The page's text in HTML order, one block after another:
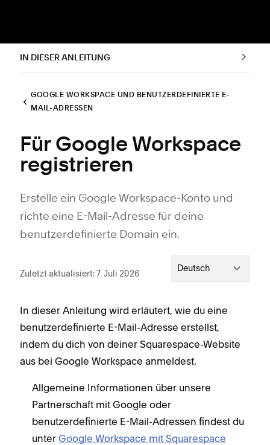
IN DIESER ANLEITUNG
GOOGLE WORKSPACE UND BENUTZERDEFINIERTE E-
MAIL-ADRESSEN
Für Google Workspace
registrieren
Erstelle ein Google Workspace-Konto und
richte eine E-Mail-Adresse für deine
benutzerdefinierte Domain ein.
Zuletzt aktualisiert: 7. Juli 2026 Deutsch
In dieser Anleitung wird erläutert, wie du eine
benutzerdefinierte E-Mail-Adresse erstellst,
indem du dich von deiner Squarespace-Website
aus bei Google Workspace anmeldest.
Allgemeine Informationen über unsere
Partnerschaft mit Google oder
benutzerdefinierte E-Mail-Adressen findest du
unter Google Workspace mit Squarespace